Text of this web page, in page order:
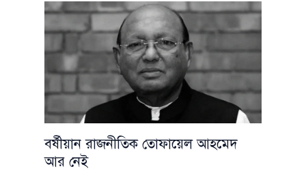
বর্ষীয়ান রাজনীতিক তোফায়েল আহমেদ
আর নেই